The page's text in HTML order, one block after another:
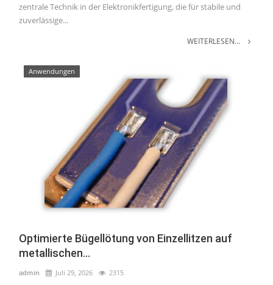
zentrale Technik in der Elektronikfertigung, die für stabile und
zuverlässige...
WEITERLESEN...
Anwendungen
Optimierte Bügellötung von Einzellitzen auf
metallischen...
admin Juli 29, 2026 2315